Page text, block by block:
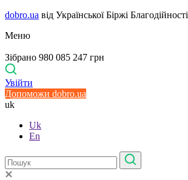
dobro.ua від Української Біржі Благодійності
Меню
Зібрано 980 085 247 грн
Увійти
Допоможи dobro.ua
uk
Uk
En